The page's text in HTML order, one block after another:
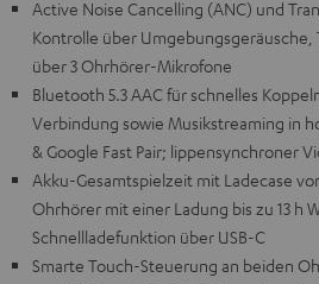
Active Noise Cancelling (ANC) und
Kontrolle über
über 3 Ohrhörer-Mikrofone
Bluetooth 5.3 AAC für schnelles
Verbindung sowie Musikstreaming in
& Google Fast Pair; lippensynchroner
Akku-Gesamtspielzeit mit Ladecase
Ohrhörer mit einer Ladung bis zu 13 h
Schnellladefunktion über USB-C
Smarte Touch-Steuerung an beiden